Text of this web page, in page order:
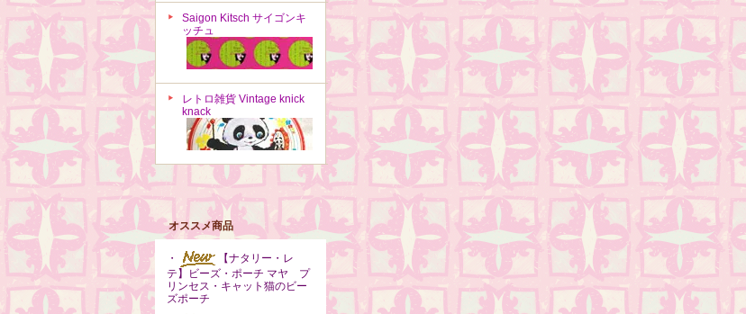
Saigon Kitsch サイゴンキ
ッチュ
レトロ雑貨 Vintage knick
knack
オススメ商品
・
【ナタリー・レ
テ】ビーズ・ポーチ マヤ プ
リンセス・キャット猫のビー
ズポーチ